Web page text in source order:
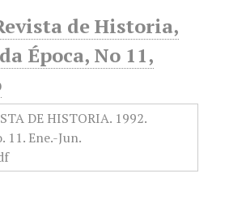
de Historia,
Época, No 11,